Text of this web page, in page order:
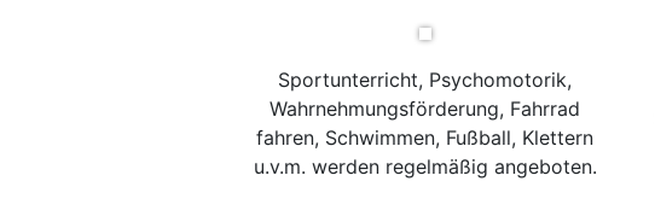
Sportunterricht, Psychomotorik,
Wahrnehmungsförderung, Fahrrad
fahren, Schwimmen, Fußball, Klettern
u.v.m. werden regelmäßig angeboten.